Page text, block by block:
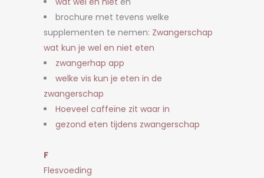
brochure met tevens welke
supplementen te nemen: Zwangerschap
wat kun je wel en niet eten
zwangerhap app
welke vis kun je eten in de
zwangerschap
Hoeveel caffeïne zit waar in
gezond eten tijdens zwangerschap
F
Flesvoeding